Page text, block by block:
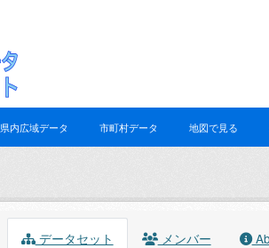
県内広域データ 市町村データ 地図で見る
データセット メンバー